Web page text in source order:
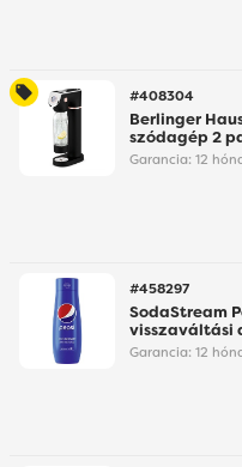
#408304
Berlinger
szódagép 2
Garancia: 12
#458297
SodaStream
visszaváltási
Garancia: 12